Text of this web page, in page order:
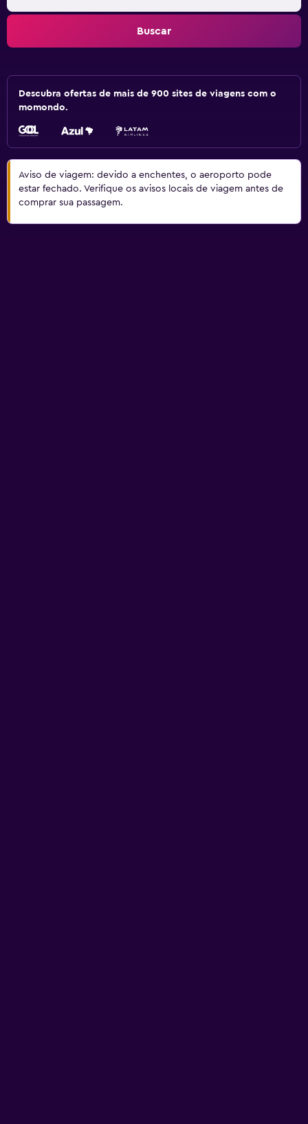
Buscar
Descubra ofertas de mais de 900 sites de viagens com o
momondo.
Aviso de viagem: devido a enchentes, o aeroporto pode
estar fechado. Verifique os avisos locais de viagem antes de
comprar sua passagem.